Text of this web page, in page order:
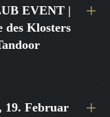
EVENT |
des Klosters
19. Februar